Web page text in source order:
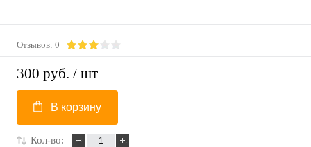
Отзывов: 0
300 руб. / шт
В корзину
Кол-во: